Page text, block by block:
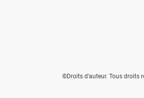
©Droits d'auteur. Tous droits